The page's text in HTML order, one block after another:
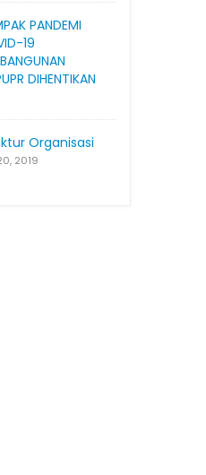
PANDEMI
19
DIHENTIKAN
Organisasi
2019